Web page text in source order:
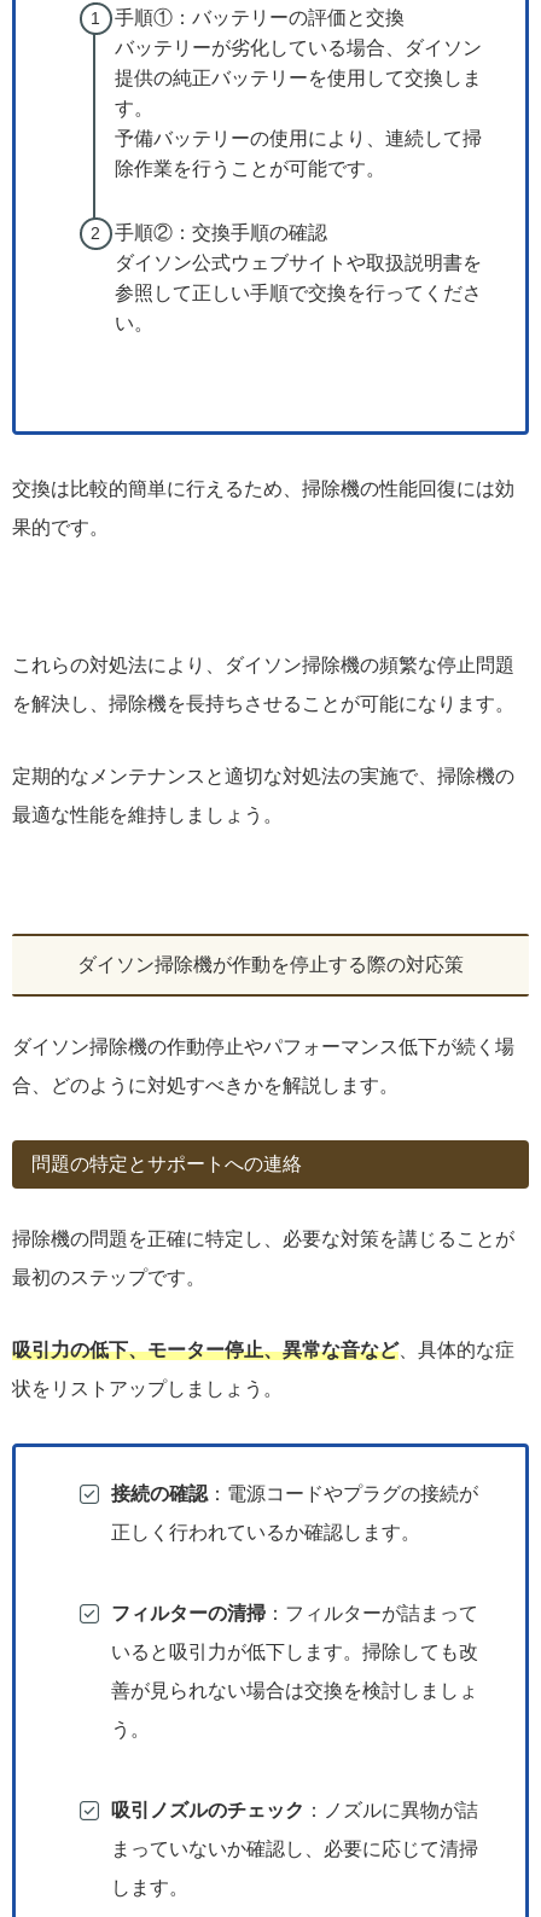
手順①：バッテリーの評価と交換
バッテリーが劣化している場合、ダイソン
提供の純正バッテリーを使用して交換しま
す。
予備バッテリーの使用により、連続して掃
除作業を行うことが可能です。
手順②：交換手順の確認
ダイソン公式ウェブサイトや取扱説明書を
参照して正しい手順で交換を行ってくださ
い。
交換は比較的簡単に行えるため、掃除機の性能回復には効
果的です。
これらの対処法により、ダイソン掃除機の頻繁な停止問題
を解決し、掃除機を長持ちさせることが可能になります。
定期的なメンテナンスと適切な対処法の実施で、掃除機の
最適な性能を維持しましょう。
ダイソン掃除機が作動を停止する際の対応策
ダイソン掃除機の作動停止やパフォーマンス低下が続く場
合、どのように対処すべきかを解説します。
問題の特定とサポートへの連絡
掃除機の問題を正確に特定し、必要な対策を講じることが
最初のステップです。
吸引力の低下、モーター停止、異常な音など、具体的な症
状をリストアップしましょう。
接続の確認：電源コードやプラグの接続が
正しく行われているか確認します。
フィルターの清掃：フィルターが詰まって
いると吸引力が低下します。掃除しても改
善が見られない場合は交換を検討しましょ
う。
吸引ノズルのチェック ：ノズルに異物が詰
まっていないか確認し、必要に応じて清掃
します。